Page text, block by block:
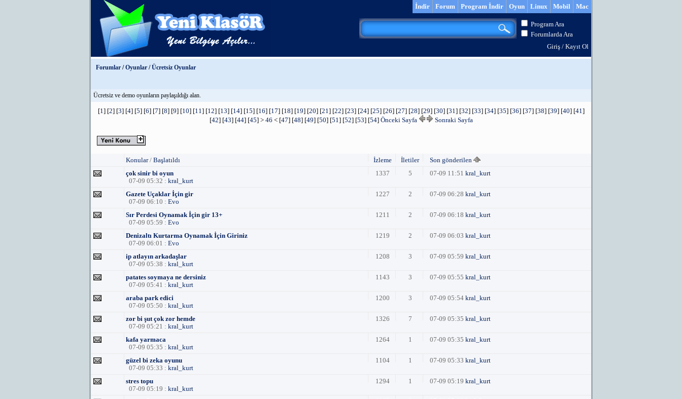
Mac
Mobil
Linux
Oyun
Program İndir
Forum
İndir
Program Ara
Forumlarda Ara
Giriş / Kayıt Ol
Forumlar /Oyunlar /Ücretsiz Oyunlar
Ücretsiz ve demo oyunların paylaşıldığı alan.
[1] [2] [3] [4] [5] [6] [7] [8] [9] [10] [11] [12] [13] [14] [15] [16] [17] [18] [19] [20] [21] [22] [23] [24] [25] [26] [27] [28] [29] [30] [31] [32] [33] [34] [35] [36] [37] [38] [39] [40] [41]
[42] [43] [44] [45] > 46 < [47] [48] [49] [50] [51] [52] [53] [54] Önceki Sayfa Sonraki Sayfa
Konular/ Başlatıldı İzleme İletiler
Son gönderilen
çok sinir bi oyun
07-09 05:32 : kral_kurt
1337 5 07-09 11:51 kral_kurt
Gazete Uçaklar İçin gir
07-09 06:10 : Evo
1227 2 07-09 06:28 kral_kurt
Sır Perdesi Oynamak İçin gir 13+
07-09 05:59 : Evo
1211 2 07-09 06:18 kral_kurt
Denizaltı Kurtarma Oynamak İçin Giriniz
07-09 06:01 : Evo
1219 2 07-09 06:03 kral_kurt
ip atlayın arkadaşlar
07-09 05:38 : kral_kurt
1208 3 07-09 05:59 kral_kurt
patates soymaya ne dersiniz
07-09 05:41 : kral_kurt
1143 3 07-09 05:55 kral_kurt
araba park edici
07-09 05:50 : kral_kurt
1200 3 07-09 05:54 kral_kurt
zor bi şut çok zor hemde
07-09 05:21 : kral_kurt
1326 7 07-09 05:35 kral_kurt
kafa yarmaca
07-09 05:35 : kral_kurt
1264 1 07-09 05:35 kral_kurt
güzel bi zeka oyunu
07-09 05:33 : kral_kurt
1104 1 07-09 05:33 kral_kurt
stres topu
07-09 05:19 : kral_kurt
1294 1 07-09 05:19 kral_kurt